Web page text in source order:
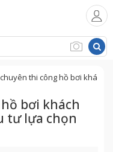
thi công hồ bơi khách
bơi khách
tư lựa chọn